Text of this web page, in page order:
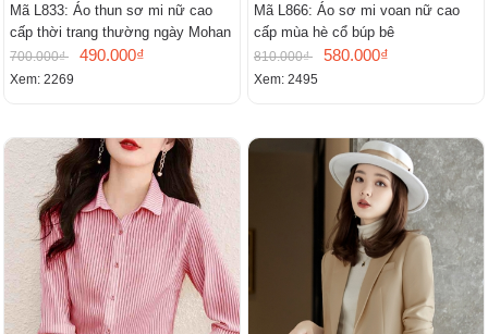
Mã L833: Áo thun sơ mi nữ cao
cấp thời trang thường ngày Mohan
700.000₫ 490.000₫
Xem: 2269
Mã L866: Áo sơ mi voan nữ cao
cấp mùa hè cổ búp bê
810.000₫ 580.000₫
Xem: 2495